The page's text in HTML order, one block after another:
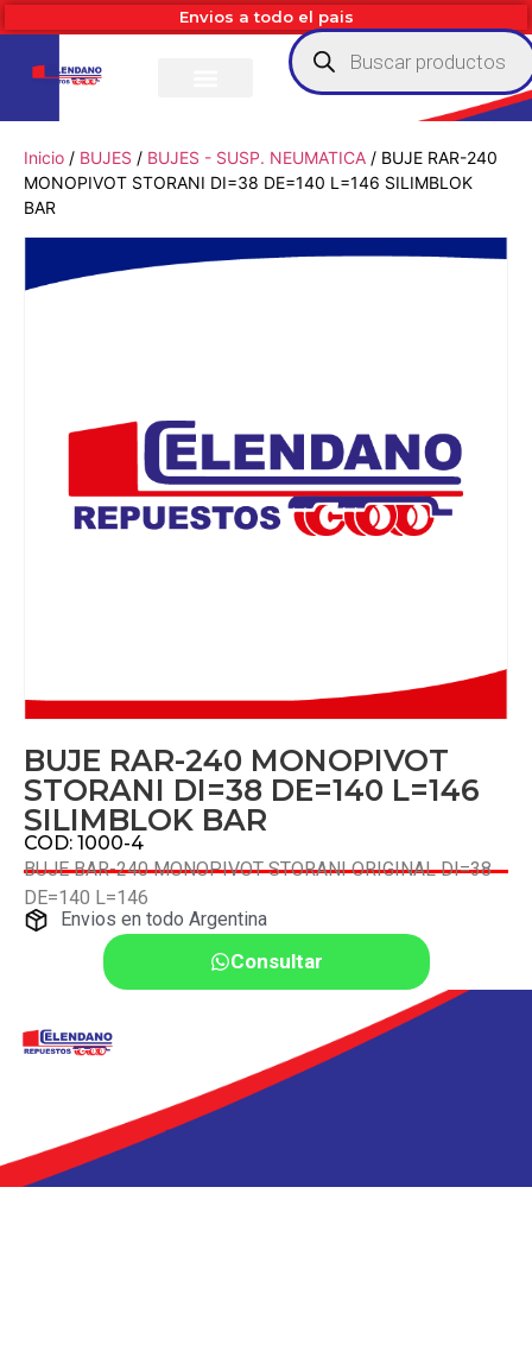
Envios a todo el pais
Inicio / BUJES / BUJES - SUSP. NEUMATICA / BUJE RAR-240
MONOPIVOT STORANI DI=38 DE=140 L=146 SILIMBLOK
BAR
BUJE RAR-240 MONOPIVOT
STORANI DI=38 DE=140 L=146
SILIMBLOK BAR
COD: 1000-4
BUJE BAR-240 MONOPIVOT STORANI ORIGINAL DI=38
DE=140 L=146
Envios en todo Argentina
Consultar